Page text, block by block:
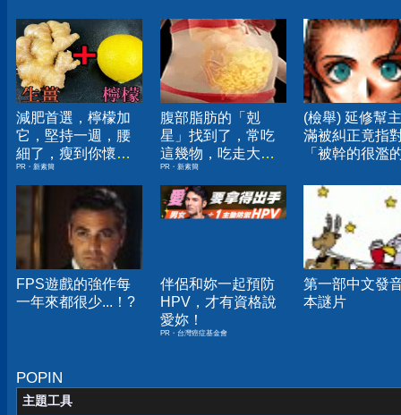
減肥首選，檸檬加
它，堅持一週，腰
細了，瘦到你懷疑
人生
PR・新素簡
腹部脂肪的「剋
星」找到了，常吃
這幾物，吃走大肚
囊，瘦出小蠻腰
PR・新素簡
(檢舉) 延修幫
滿被糾正竟指
「被幹的很濫
FPS遊戲的強作每
一年來都很少...！?
伴侶和妳一起預防
HPV，才有資格說
愛妳！
PR・台灣癌症基金會
第一部中文發
本謎片
POPIN
主題工具